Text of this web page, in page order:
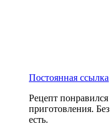
Постоянная ссылка
Рецепт
приготовления.
есть.